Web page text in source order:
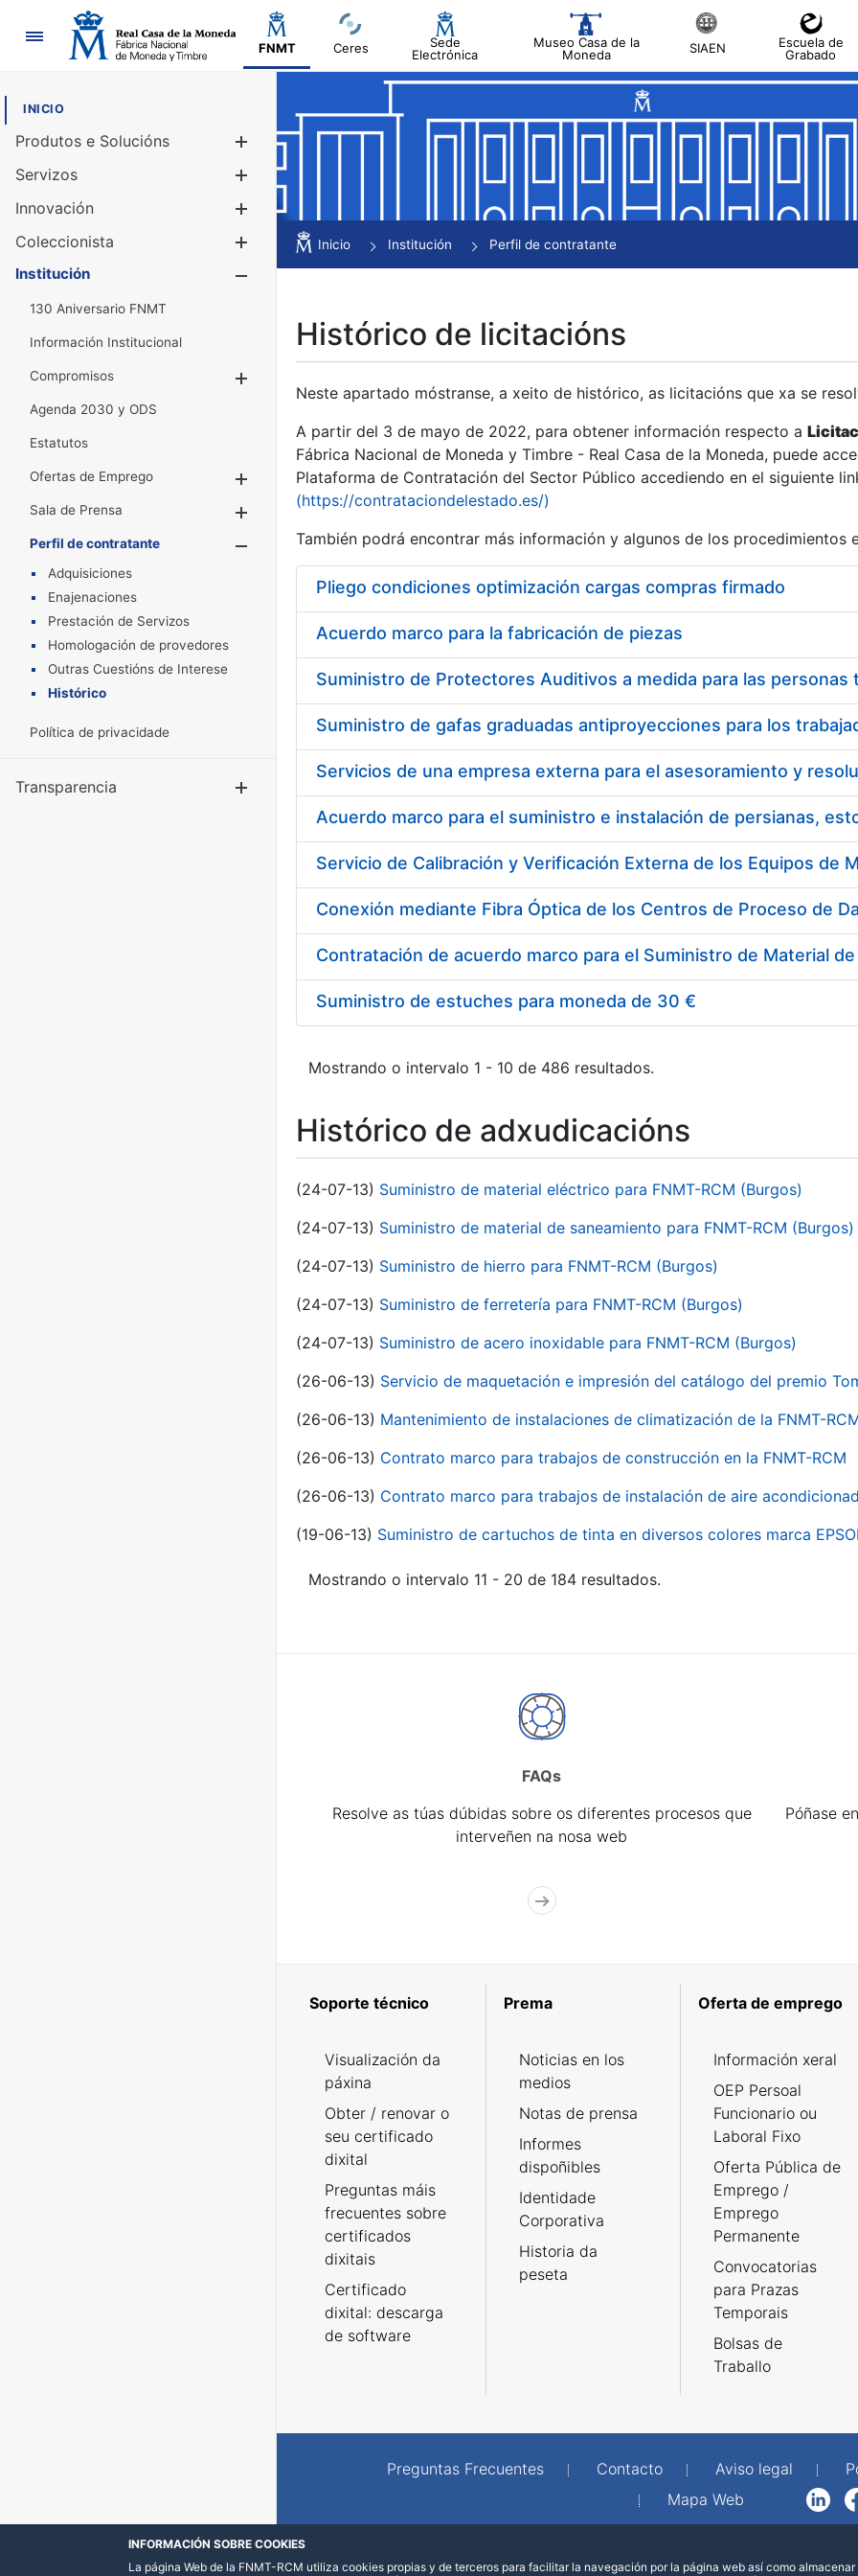
Navegación
FNMT Ceres
Sede
Electrónica
Museo Casa de la
Moneda
SIAEN
Escuela de
Grabado
INICIO
Produtos e Solucións
Mostrar/Ocultar
Servizos
Innovación
Coleccionista
Mostrar/Ocultar
Institución
130 Aniversario FNMT
Información Institucional
Compromisos
Agenda 2030 y ODS
Estatutos
Ofertas de Emprego
Mostrar/Ocultar
Sala de Prensa
Mostrar/Ocultar
Perfil de contratante
Mostrar/Ocultar
Adquisiciones
Enajenaciones
Prestación de Servizos
Homologación de provedores
Outras Cuestións de Interese
Histórico
Política de privacidade
Transparencia
Inicio Institución Perfil de contratante
Histórico de licitacións
Neste apartado móstranse, a xeito de histórico, as licitacións que xa se
A partir del 3 de mayo de 2022, para obtener información respecto a
Fábrica Nacional de Moneda y Timbre - Real Casa de la Moneda, puede
Plataforma de Contratación del Sector Público accediendo en el siguiente
(https://contrataciondelestado.es/)
También podrá encontrar más información y algunos de los procedimientos
Pliego condiciones optimización cargas compras firmado
Acuerdo marco para la fabricación de piezas
Acuerdo marco para el suministro e instalación de persianas,
Suministro de estuches para moneda de 30 €
Mostrando o intervalo 1 - 10 de 486 resultados.
Histórico de adxudicacións
(24-07-13) Suministro de material eléctrico para FNMT-RCM (Burgos)
(24-07-13) Suministro de material de saneamiento para FNMT-RCM (Burgos)
(24-07-13) Suministro de hierro para FNMT-RCM (Burgos)
(24-07-13) Suministro de ferretería para FNMT-RCM (Burgos)
(24-07-13) Suministro de acero inoxidable para FNMT-RCM (Burgos)
(26-06-13) Servicio de maquetación e impresión del catálogo del premio
(26-06-13) Mantenimiento de instalaciones de climatización de la FNMT-
(26-06-13) Contrato marco para trabajos de construcción en la FNMT-RCM
(26-06-13) Contrato marco para trabajos de instalación de aire
(19-06-13) Suministro de cartuchos de tinta en diversos colores marca
Mostrando o intervalo 11 - 20 de 184 resultados.
FAQs
Resolve as túas dúbidas sobre os diferentes procesos que
interveñen na nosa web
Póñase
Soporte técnico
Visualización da
páxina
Obter / renovar o
seu certificado
dixital
Preguntas máis
frecuentes sobre
certificados
dixitais
Certificado
dixital: descarga
de software
Prema
Noticias en los
medios
Notas de prensa
Informes
dispoñibles
Identidade
Corporativa
Historia da
peseta
Oferta de emprego
Información xeral
OEP Persoal
Funcionario ou
Laboral Fixo
Oferta Pública de
Emprego /
Emprego
Permanente
Convocatorias
para Prazas
Temporais
Bolsas de
Traballo
Preguntas Frecuentes Contacto Aviso legal
Mapa Web
LinkedInFacebook
INFORMACIÓN SOBRE COOKIES
La página Web de la FNMT-RCM utiliza cookies propias y de terceros para facilitar la navegación por la página web así como